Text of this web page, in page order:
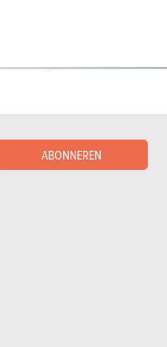
ABONNEREN
OP23-07-2008